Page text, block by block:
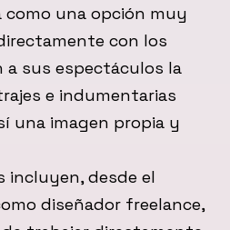
una opción muy
con los
sus espectáculos la
e indumentarias
una imagen propia y
incluyen, desde el
diseñador freelance,